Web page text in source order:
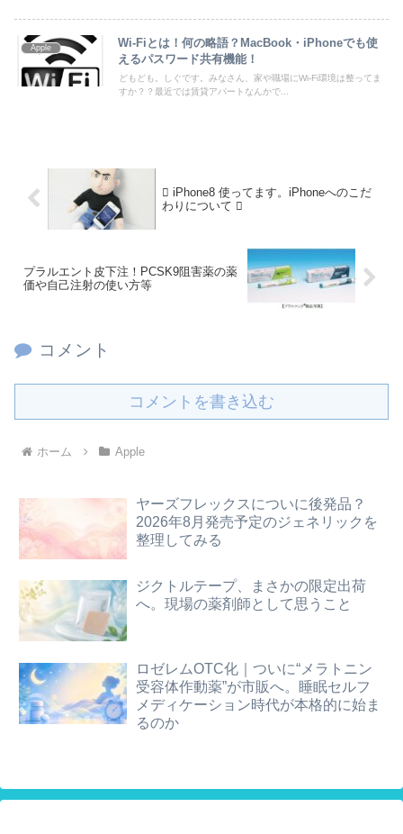
Apple
Wi-Fiとは！何の略語？MacBook・iPhoneでも使
えるパスワード共有機能！
どもども。しぐです。みなさん、家や職場にWi-Fi環境は整ってま
すか？？最近では賃貸アパートなんかで...
 iPhone8 使ってます。iPhoneへのこだ
わりについて 
プラルエント皮下注！PCSK9阻害薬の薬
価や自己注射の使い方等
コメント
コメントを書き込む
ホーム Apple
ヤーズフレックスについに後発品？
2026年8月発売予定のジェネリックを
整理してみる
ジクトルテープ、まさかの限定出荷
へ。現場の薬剤師として思うこと
ロゼレムOTC化｜ついに“メラトニン
受容体作動薬”が市販へ。睡眠セルフ
メディケーション時代が本格的に始ま
るのか